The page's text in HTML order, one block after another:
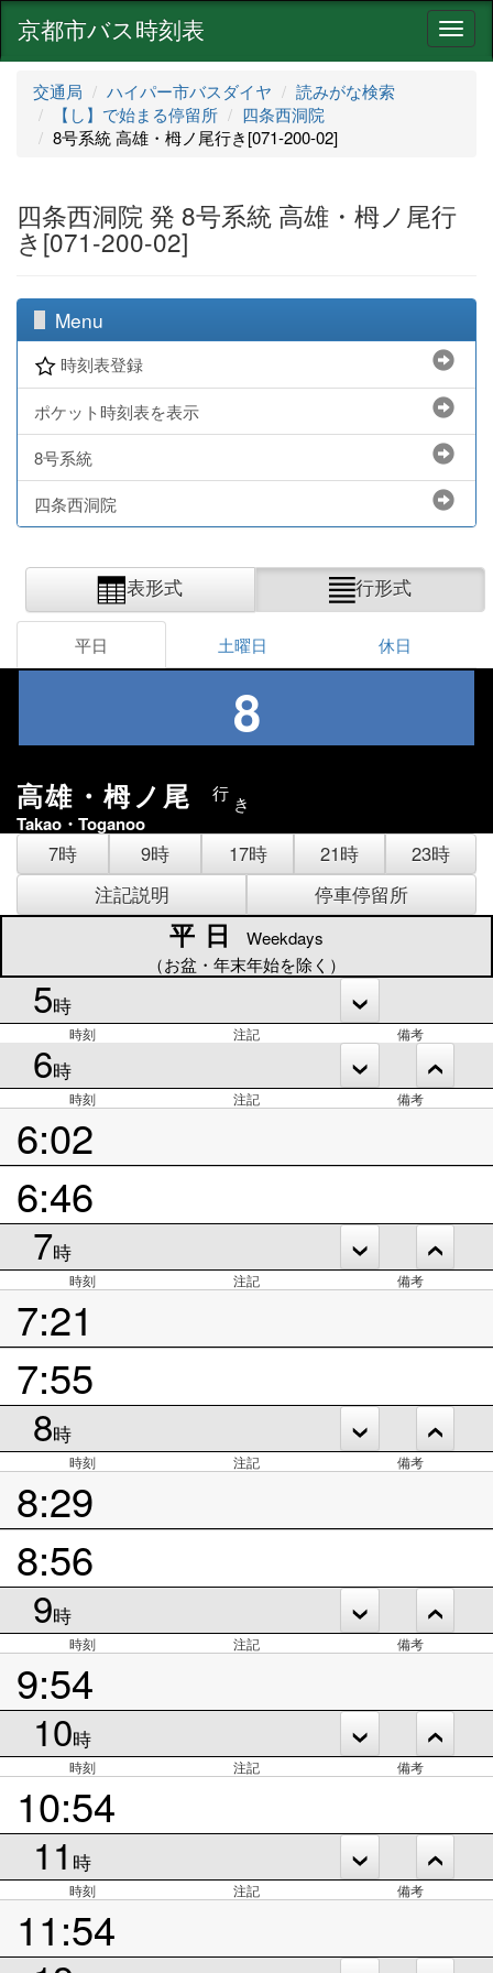
ナ
ビ
京都市バス時刻表
交通局 ハイパー市バスダイヤ
読みがな検索
【し】で始まる停留所
四条西洞院
8号系統 高雄・栂ノ尾行き[071-200-02]
四条西洞院 発 8号系統 高雄・栂ノ尾行
き[071-200-02]
Menu
時刻表登録
ポケット時刻表を表示
8号系統
四条西洞院
表形式 行形式
平日 土曜日 休日
8
高雄・栂ノ尾 行 き
Takao・Toganoo
7時 9時 17時 21時
23時
注記説明
停車停留所
平日
Weekdays
（お盆・年末年始を除く）
5時
時刻 注記 備考
6時
時刻 注記 備考
6:02
6:46
7時
時刻 注記 備考
7:21
7:55
8時
時刻 注記 備考
8:29
8:56
9時
時刻 注記 備考
9:54
10時
時刻 注記 備考
10:54
11 時
時刻 注記 備考
11:54